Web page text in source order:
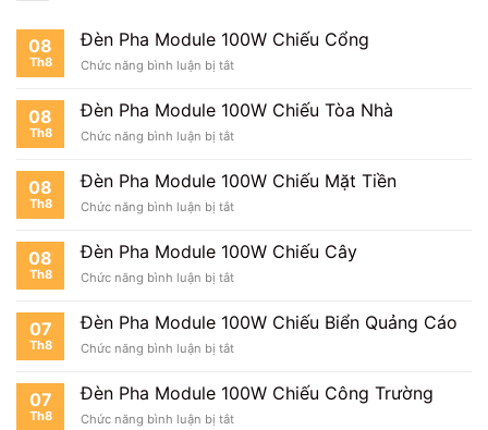
08
Th8
Đèn Pha Module 100W Chiếu Cổng
Chức năng bình luận bị tắtở
Pha
Module
100W
Cổng
08
Th8
Đèn Pha Module 100W Chiếu Tòa Nhà
Chức năng bình luận bị tắtở
Pha
Module
100W
Tòa
08
Th8
Đèn Pha Module 100W Chiếu Mặt Tiền
Chức năng bình luận bị tắtở
Pha
Module
100W
Mặt
08
Th8
Đèn Pha Module 100W Chiếu Cây
Chức năng bình luận bị tắtở
Pha
Module
100W
Cây
07
Th8
Đèn Pha Module 100W Chiếu Biển Quảng Cáo
Chức năng bình luận bị tắtở
Pha
Module
100W
07
Th8
Đèn Pha Module 100W Chiếu Công Trường
Chức năng bình luận bị tắtở